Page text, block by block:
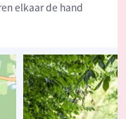
elkaar de hand